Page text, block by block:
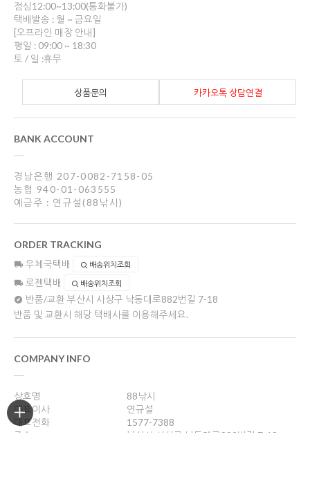
점심12:00~13:00(통화불가)
택배발송 : 월 ~ 금요일
[오프라인 매장 안내]
평일 : 09:00 ~ 18:30
토 / 일 :휴무
카카오톡 상담연결
상품문의
BANK ACCOUNT
경남은행 207-0082-7158-05
농협 940-01-063555
예금주 : 연규설(88낚시)
ORDER TRACKING
우체국택배 배송위치조회
로젠택배 배송위치조회
반품/교환 부산시 사상구 낙동대로882번길 7-18
반품 및 교환시 해당 택배사를 이용해주세요.
COMPANY INFO
상호명
88낚시
대표이사
연규설
대표전화
1577-7388
주소
부산시 사상구 낙동대로882번길 7-18